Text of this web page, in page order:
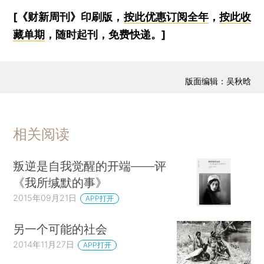
[《财新周刊》印刷版， 按此优惠订阅全年， 按此收
藏单期 ，随时起刊，免费快递。]
版面编辑：吴秋晗
相关阅读
叛逆是自我觉醒的开端——评
《我所缄默的事》
2015年09月21日 APP打开
另一个可能的社会
2014年11月27日 APP打开